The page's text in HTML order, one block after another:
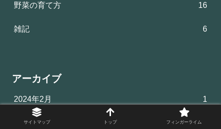
野菜の育て方 16
雑記 6
アーカイブ
2024年2月 1
2023年11月
サイトマップ トップ フィンガーライム